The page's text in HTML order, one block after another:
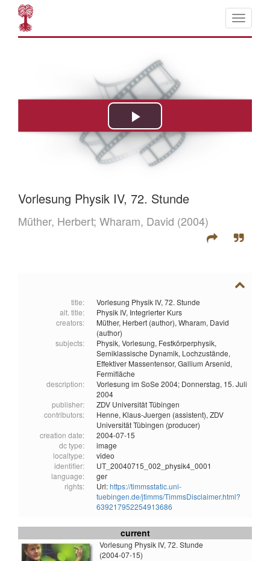
Vorlesung Physik IV, 72. Stunde
Müther, Herbert; Wharam, David (2004)
title:
Vorlesung Physik IV, 72. Stunde
alt. title:
Physik IV, Integrierter Kurs
creators:
Müther, Herbert (author), Wharam, David
(author)
subjects:
Physik, Vorlesung, Festkörperphysik,
Semiklassische Dynamik, Lochzustände,
Effektiver Massentensor, Gallium Arsenid,
Fermifläche
description:
Vorlesung im SoSe 2004; Donnerstag, 15. Juli
2004
publisher:
ZDV Universität Tübingen
contributors:
Henne, Klaus-Juergen (assistent), ZDV
Universität Tübingen (producer)
creation date:
2004-07-15
dc type:
image
localtype:
video
identifier:
UT_20040715_002_physik4_0001
language:
ger
rights:
Url:https://timmsstatic.uni-
tuebingen.de/jtimms/TimmsDisclaimer.html?
639217952254913686
current
Vorlesung Physik IV, 72. Stunde
(2004-07-15)